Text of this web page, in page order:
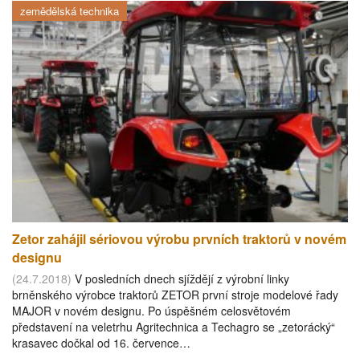
zemědělská technika
Zetor zahájil sériovou výrobu prvních traktorů v novém
designu
(24.7.2018) V posledních dnech sjíždějí z výrobní linky
brněnského výrobce traktorů ZETOR první stroje modelové řady
MAJOR v novém designu. Po úspěšném celosvětovém
představení na veletrhu Agritechnica a Techagro se „zetorácký“
krasavec dočkal od 16. července…